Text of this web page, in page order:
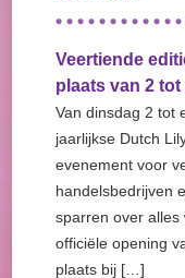
Veertiende
plaats van 2
Van dinsdag 2 tot
jaarlijkse Dutch
evenement voor
handelsbedrijven
sparren over alles
officiële opening
plaats bij […]